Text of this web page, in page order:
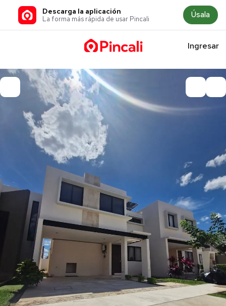
Descarga la aplicación
La forma más rápida de usar Pincali Úsala
Ingresar